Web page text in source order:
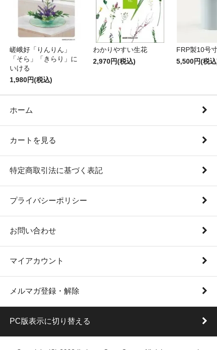
嵯峨好「りんりん」
「そら」「きらり」に
いける
1,980円(税込)
わかりやすい生花
2,970円(税込)
FRP製10号
5,500円(税
ホーム
カートを見る
特定商取引法に基づく表記
プライバシーポリシー
お問い合わせ
マイアカウント
メルマガ登録・解除
PC版表示に切り替える